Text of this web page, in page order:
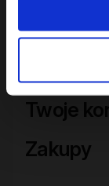
Twoje
Zakupy